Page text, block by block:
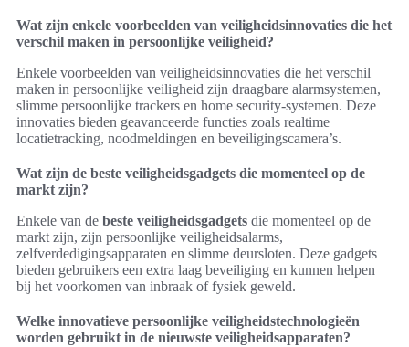
Wat zijn enkele voorbeelden van veiligheidsinnovaties die het
verschil maken in persoonlijke veiligheid?
Enkele voorbeelden van veiligheidsinnovaties die het verschil
maken in persoonlijke veiligheid zijn draagbare alarmsystemen,
slimme persoonlijke trackers en home security-systemen. Deze
innovaties bieden geavanceerde functies zoals realtime
locatietracking, noodmeldingen en beveiligingscamera’s.
Wat zijn de beste veiligheidsgadgets die momenteel op de
markt zijn?
Enkele van de beste veiligheidsgadgets die momenteel op de
markt zijn, zijn persoonlijke veiligheidsalarms,
zelfverdedigingsapparaten en slimme deursloten. Deze gadgets
bieden gebruikers een extra laag beveiliging en kunnen helpen
bij het voorkomen van inbraak of fysiek geweld.
Welke innovatieve persoonlijke veiligheidstechnologieën
worden gebruikt in de nieuwste veiligheidsapparaten?